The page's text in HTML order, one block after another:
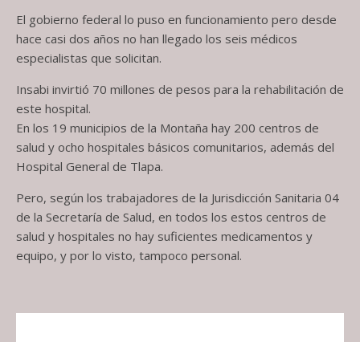
El gobierno federal lo puso en funcionamiento pero desde
hace casi dos años no han llegado los seis médicos
especialistas que solicitan.
Insabi invirtió 70 millones de pesos para la rehabilitación de
este hospital.
En los 19 municipios de la Montaña hay 200 centros de
salud y ocho hospitales básicos comunitarios, además del
Hospital General de Tlapa.
Pero, según los trabajadores de la Jurisdicción Sanitaria 04
de la Secretaría de Salud, en todos los estos centros de
salud y hospitales no hay suficientes medicamentos y
equipo, y por lo visto, tampoco personal.